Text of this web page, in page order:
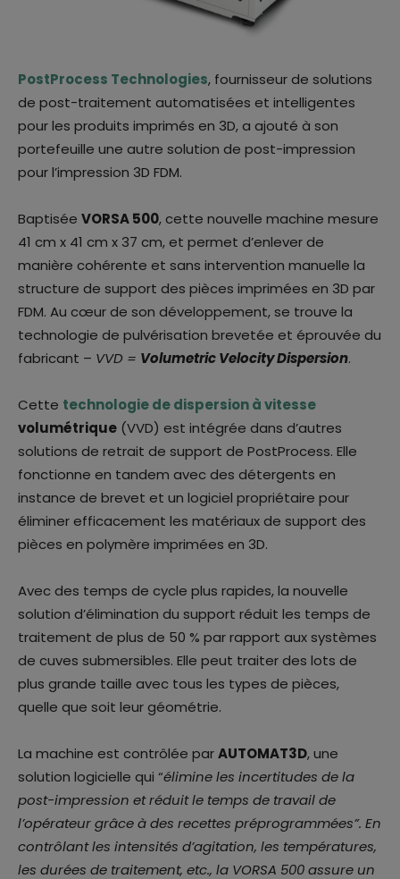
PostProcess Technologies, fournisseur de solutions
de post-traitement automatisées et intelligentes
pour les produits imprimés en 3D, a ajouté à son
portefeuille une autre solution de post-impression
pour l’impression 3D FDM.
Baptisée VORSA 500, cette nouvelle machine mesure
41 cm x 41 cm x 37 cm, et permet d’enlever de
manière cohérente et sans intervention manuelle la
structure de support des pièces imprimées en 3D par
FDM. Au cœur de son développement, se trouve la
technologie de pulvérisation brevetée et éprouvée du
fabricant – VVD = Volumetric Velocity Dispersion.
Cette technologie de dispersion à vitesse
volumétrique (VVD) est intégrée dans d’autres
solutions de retrait de support de PostProcess. Elle
fonctionne en tandem avec des détergents en
instance de brevet et un logiciel propriétaire pour
éliminer efficacement les matériaux de support des
pièces en polymère imprimées en 3D.
Avec des temps de cycle plus rapides, la nouvelle
solution d’élimination du support réduit les temps de
traitement de plus de 50 % par rapport aux systèmes
de cuves submersibles. Elle peut traiter des lots de
plus grande taille avec tous les types de pièces,
quelle que soit leur géométrie.
La machine est contrôlée parAUTOMAT3D, une
solution logicielle qui “élimine les incertitudes de la
post-impression et réduit le temps de travail de
l’opérateur grâce à des recettes préprogrammées”. En
contrôlant les intensités d’agitation, les températures,
les durées de traitement, etc., la VORSA 500 assure un